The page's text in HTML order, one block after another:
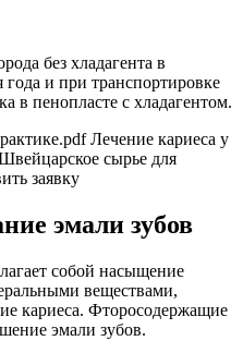
без хладагента в
и при транспортировке
в пенопласте с хладагентом.
Лечение кариеса у
сырье для
заявку
эмали зубов
собой насыщение
веществами,
кариеса. Фторосодержащие
эмали зубов.